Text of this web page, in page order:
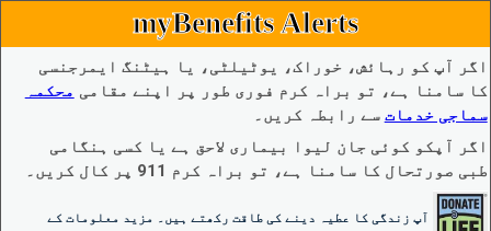
myBenefits Alerts
اگر آپ کو رہائش، خوراک، یوٹیلٹی، یا ہیٹنگ ایمرجنسی
کا سامنا ہے، تو براہ کرم فوری طور پر اپنے مقامی محکمہ
سماجی خدمات سے رابطہ کریں۔
اگر آپکو کوئی جان لیوا بیماری لاحق ہے یا کسی ہنگامی
طبی صورتحال کا سامنا ہے، تو براہ کرم 911 پر کال کریں۔
آپ زندگی کا عطیہ دینے کی طاقت رکھتے ہیں۔ مزید معلومات کے